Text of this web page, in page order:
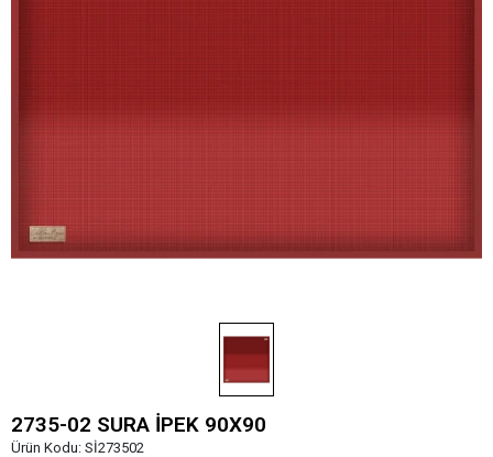
2735-02 SURA İPEK 90X90
Ürün Kodu: Sİ273502